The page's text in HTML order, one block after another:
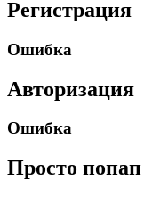
Регистрация
Ошибка
Авторизация
Ошибка
Просто попап